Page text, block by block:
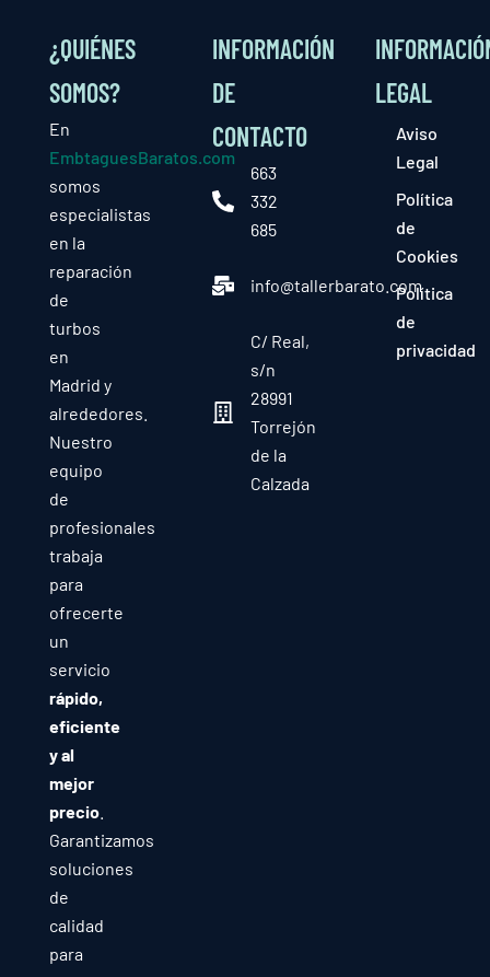
¿QUIÉNES
SOMOS?
En
EmbtaguesBaratos.com
somos
especialistas
en la
reparación
de
turbos
en
Madrid y
alrededores.
Nuestro
equipo
de
profesionales
trabaja
para
ofrecerte
un
servicio
rápido,
eficiente
y al
mejor
precio.
Garantizamos
soluciones
de
calidad
para
INFORMACIÓN
DE
CONTACTO
663
332
685
info@tallerbarato.com
C/ Real,
s/n
28991
Torrejón
de la
Calzada
LEGAL
Aviso
Legal
Política
de
Cookies
Política
de
privacidad